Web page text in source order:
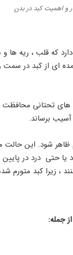
و اهمیت کبد در بدن
که قلب ، ریه ها
ای از کبد در سمت
تحتانی محافظت
برساند.
شود. این حالت
حتی درد در
، زیرا کبد متورم
جمله: